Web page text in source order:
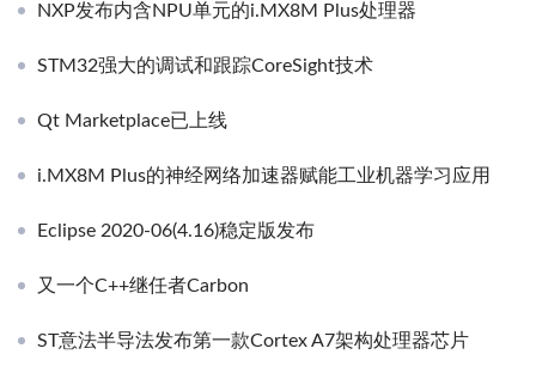
NXP发布内含NPU单元的i.MX8M Plus处理器
STM32强大的调试和跟踪CoreSight技术
Qt Marketplace已上线
i.MX8M Plus的神经网络加速器赋能工业机器学习应用
Eclipse 2020-06(4.16)稳定版发布
又一个C++继任者Carbon
ST意法半导法发布第一款Cortex A7架构处理器芯片